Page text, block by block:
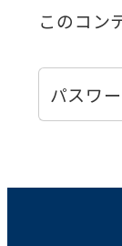
このコン
パスワ